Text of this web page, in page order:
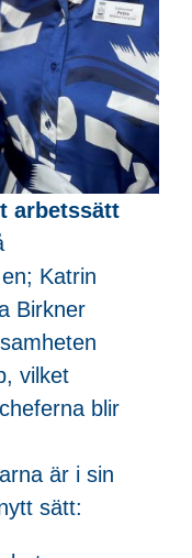
arbetssätt
Katrin
Birkner
vilket
blir
är i sin
sätt: